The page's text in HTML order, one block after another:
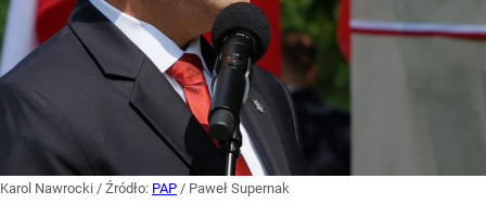
Karol Nawrocki / Źródło: PAP / Paweł Supernak